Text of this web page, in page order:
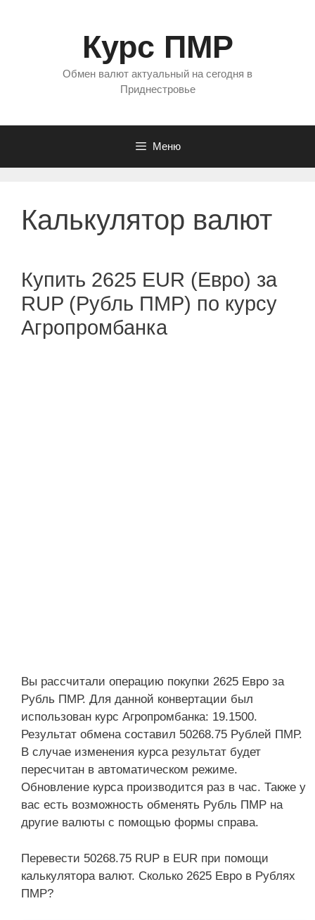
Курс ПМР
Обмен валют актуальный на сегодня в
Приднестровье
Меню
Калькулятор валют
Купить 2625 EUR (Евро) за
RUP (Рубль ПМР) по курсу
Агропромбанка
Вы рассчитали операцию покупки 2625 Евро за
Рубль ПМР. Для данной конвертации был
использован курс Агропромбанка: 19.1500.
Результат обмена составил 50268.75 Рублей ПМР.
В случае изменения курса результат будет
пересчитан в автоматическом режиме.
Обновление курса производится раз в час. Также у
вас есть возможность обменять Рубль ПМР на
другие валюты с помощью формы справа.
Перевести 50268.75 RUP в EUR при помощи
калькулятора валют. Сколько 2625 Евро в Рублях
ПМР?